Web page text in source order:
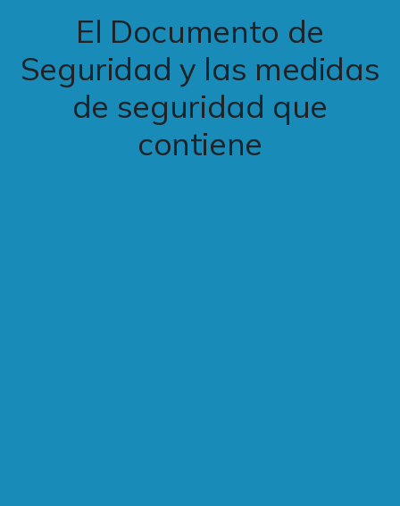
El Documento de
Seguridad y las medidas
de seguridad que
contiene